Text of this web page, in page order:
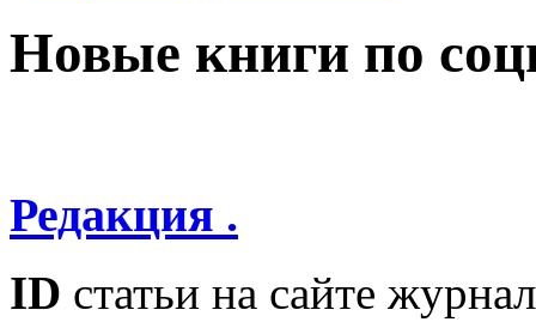
Новые книги по
Редакция .
ID статьи на сайте